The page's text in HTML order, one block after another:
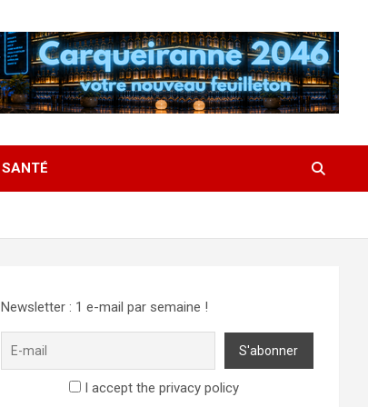
SANTÉ
Newsletter : 1 e-mail par semaine !
I accept the privacy policy